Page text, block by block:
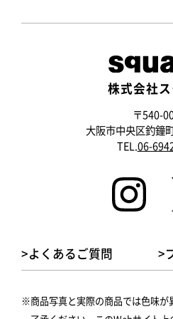
株式会社
〒540-
大阪市中央区釣鐘
TEL.06-
>よくあるご質問 >
商品写真と実際の商品では色味